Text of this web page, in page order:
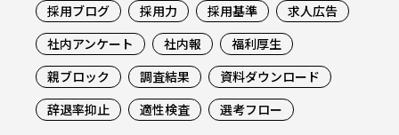
採用ブログ
採用力 採用基準
求人広告
社内アンケート
社内報
福利厚生
親ブロック
調査結果
資料ダウンロード
辞退率抑止
適性検査 選考フロー